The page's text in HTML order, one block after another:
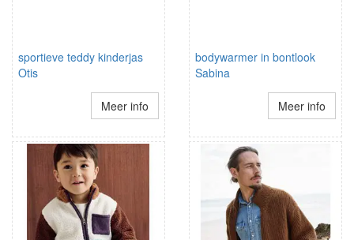
sportieve teddy kinderjas
Otis
Meer info
bodywarmer in bontlook
Sabina
Meer info